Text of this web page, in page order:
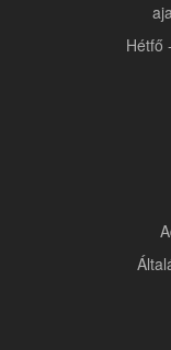
Hétfő